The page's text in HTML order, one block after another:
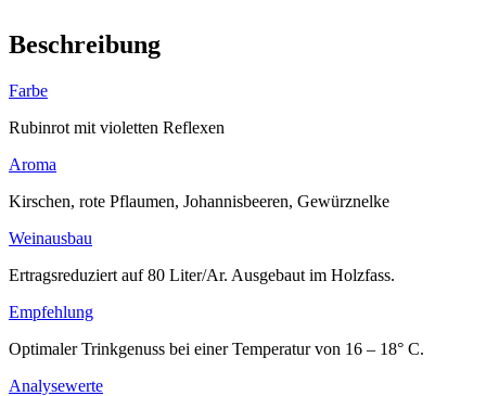
Beschreibung
Farbe
Rubinrot mit violetten Reflexen
Aroma
Kirschen, rote Pflaumen, Johannisbeeren, Gewürznelke
Weinausbau
Ertragsreduziert auf 80 Liter/Ar. Ausgebaut im Holzfass.
Empfehlung
Optimaler Trinkgenuss bei einer Temperatur von 16 – 18° C.
Analysewerte